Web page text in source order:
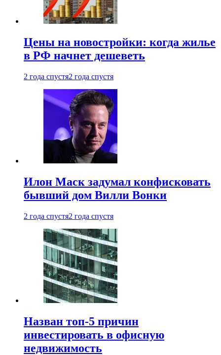
Цены на новостройки: когда жилье
в РФ начнет дешеветь
2 года спустя2 года спустя
Илон Маск задумал конфисковать
бывший дом Вилли Вонки
2 года спустя2 года спустя
Назван топ-5 причин
инвестировать в офисную
недвижимость